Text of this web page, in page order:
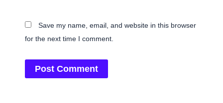
Save my name, email, and website in this browser
for the next time I comment.